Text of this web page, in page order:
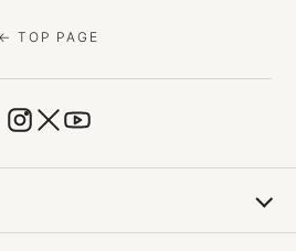
← TOP PAGE